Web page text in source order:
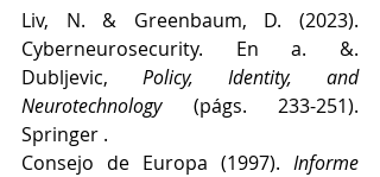
Liv, N. & Greenbaum, D. (2023).
Cyberneurosecurity. En a. &.
Dubljevic, Policy, Identity, and
Neurotechnology (págs. 233-251).
Springer .
Consejo de Europa (1997). Informe